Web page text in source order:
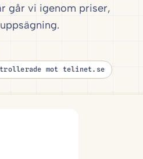
går vi igenom priser,
mot telinet.se